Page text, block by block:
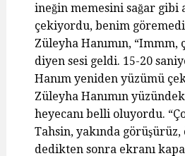
ineğin memesini sağar gibi
çekiyordu, benim
Züleyha Hanımın, “Immm,
diyen sesi geldi. 15-20
Hanım yeniden yüzümü
Züleyha Hanımın
heyecanı belli oluyordu.
Tahsin, yakında
dedikten sonra ekranı